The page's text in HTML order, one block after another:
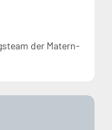
der Matern-